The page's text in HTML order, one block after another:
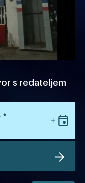
s redateljem